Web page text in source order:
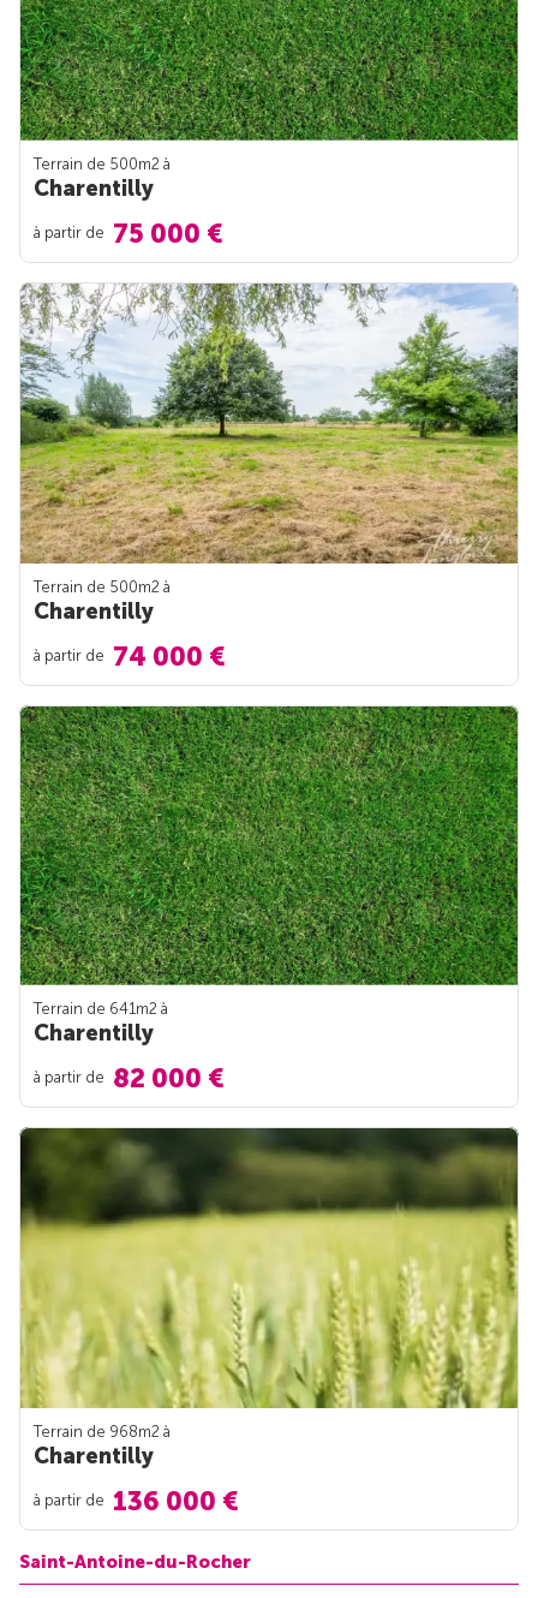
Terrain de 500m2 à
Charentilly
à partir de 75 000 €
Terrain de 500m2 à
Charentilly
à partir de 74 000 €
Terrain de 641m2 à
Charentilly
à partir de 82 000 €
Terrain de 968m2 à
Charentilly
à partir de 136 000 €
Saint-Antoine-du-Rocher